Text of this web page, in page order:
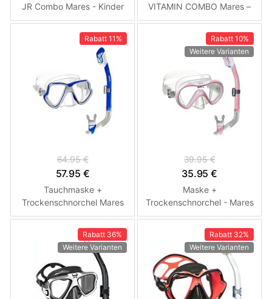
JR Combo Mares - Kinder
Modrá - Bílá
VITAMIN COMBO Mares –
Kinder
Rabatt 11%
64.95 €
57.95 €
Tauchmaske +
Trockenschnorchel Mares
WAHOO DRY Combo
Rabatt 10%
Weitere Varianten
39.95 €
35.95 €
Maske +
Trockenschnorchel - Mares
VENTO JR DRY Combo -
Kinder Růžová
Rabatt 36%
Weitere Varianten
Rabatt 32%
Weitere Varianten